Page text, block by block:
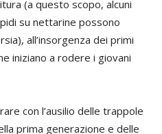
(a questo scopo, alcuni
su nettarine possono
all’insorgenza dei primi
iniziano a rodere i giovani
con l’ausilio delle trappole
prima generazione e delle